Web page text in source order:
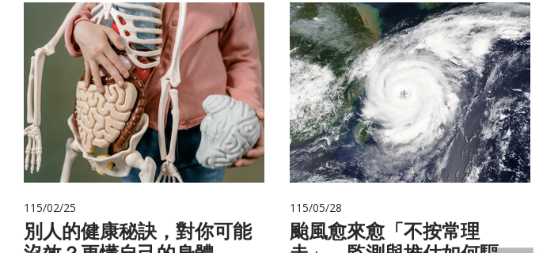
115/02/25
別人的健康秘訣，對你可能
115/05/28
颱風愈來愈「不按常理